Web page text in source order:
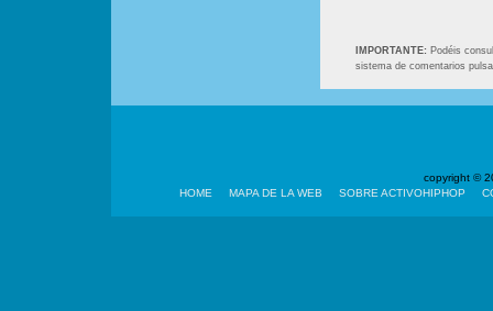
IMPORTANTE: Podéis
sistema de comentarios
copyright ©
HOME
MAPA DE LA WEB SOBRE ACTIVOHIPHOP